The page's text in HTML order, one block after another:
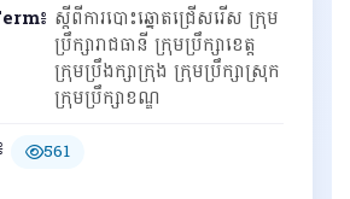
៖ ស្ដីពីការបោះឆ្នោតជ្រើសរើស ក្រុម
ប្រឹក្សារាជធានី ក្រុមប្រឹក្សាខេត្ដ
ក្រុមប្រឹងក្សាក្រុង ក្រុមប្រឹក្សាស្រុក
ក្រុមប្រឹក្សាខណ្ឌ
561